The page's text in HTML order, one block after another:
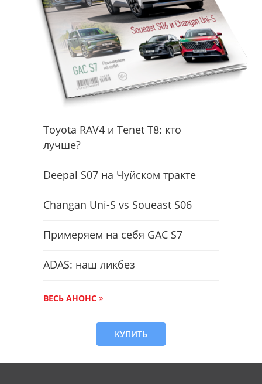
Toyota RAV4 и Tenet T8: кто
лучше?
Deepal S07 на Чуйском тракте
Changan Uni-S vs Soueast S06
Примеряем на себя GAC S7
ADAS: наш ликбез
ВЕСЬ АНОНС
КУПИТЬ